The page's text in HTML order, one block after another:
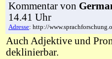
Kommentar von
14.41 Uhr
Adresse: http://
Auch Adjektive und
deklinierbar.